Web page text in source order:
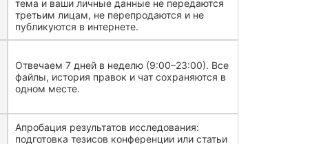
тема и ваши личные данные не передаются
третьим лицам, не перепродаются и не
публикуются в интернете.
Отвечаем 7 дней в неделю (9:00–23:00). Все
файлы, история правок и чат сохраняются в
одном месте.
Апробация результатов исследования:
подготовка тезисов конференции или статьи